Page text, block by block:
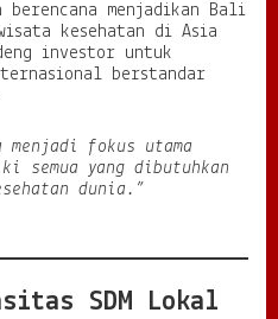
berencana menjadikan Bali
kesehatan di Asia
investor untuk
berstandar
fokus utama
semua yang dibutuhkan
dunia.”
SDM Lokal